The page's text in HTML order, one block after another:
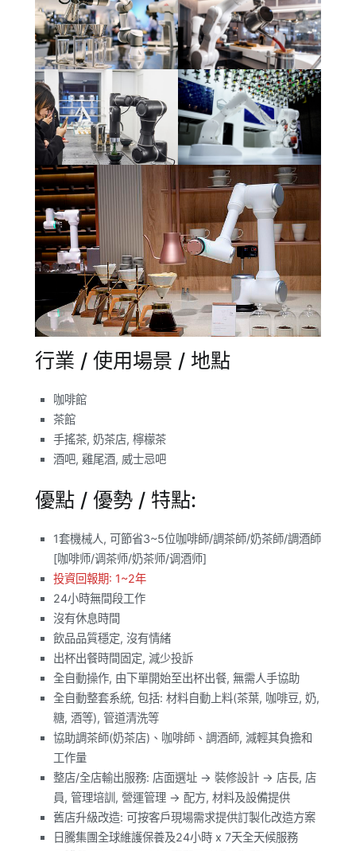
行業 / 使用場景 / 地點
咖啡館
茶館
手搖茶, 奶茶店, 檸檬茶
酒吧, 雞尾酒, 威士忌吧
優點 / 優勢 / 特點:
1套機械人, 可節省3~5位咖啡師/調茶師/奶茶師/調酒師
[咖啡师/调茶师/奶茶师/调酒师]
投資回報期: 1~2年
24小時無間段工作
沒有休息時間
飲品品質穩定, 沒有情緒
出杯出餐時間固定, 減少投訴
全自動操作, 由下單開始至出杯出餐, 無需人手協助
全自動整套系統, 包括: 材料自動上料(茶葉, 咖啡豆, 奶,
糖, 酒等), 管道清洗等
協助調茶師(奶茶店)、咖啡師、調酒師, 減輕其負擔和
工作量
整店/全店輸出服務: 店面選址 -> 裝修設計 -> 店長, 店
員, 管理培訓, 營運管理 -> 配方, 材料及設備提供
舊店升級改造: 可按客戶現場需求提供訂製化改造方案
日騰集團全球維護保養及24小時 x 7天全天候服務